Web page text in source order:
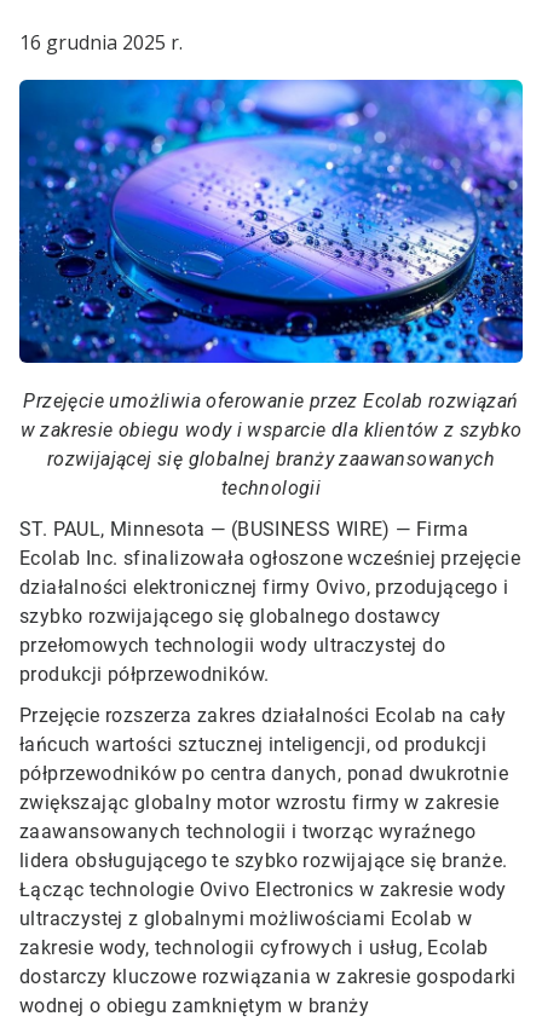
16 grudnia 2025 r.
Przejęcie umożliwia oferowanie przez Ecolab rozwiązań
w zakresie obiegu wody i wsparcie dla klientów z szybko
rozwijającej się globalnej branży zaawansowanych
technologii
ST. PAUL, Minnesota — (BUSINESS WIRE) — Firma
Ecolab Inc. sfinalizowała ogłoszone wcześniej przejęcie
działalności elektronicznej firmy Ovivo, przodującego i
szybko rozwijającego się globalnego dostawcy
przełomowych technologii wody ultraczystej do
produkcji półprzewodników.
Przejęcie rozszerza zakres działalności Ecolab na cały
łańcuch wartości sztucznej inteligencji, od produkcji
półprzewodników po centra danych, ponad dwukrotnie
zwiększając globalny motor wzrostu firmy w zakresie
zaawansowanych technologii i tworząc wyraźnego
lidera obsługującego te szybko rozwijające się branże.
Łącząc technologie Ovivo Electronics w zakresie wody
ultraczystej z globalnymi możliwościami Ecolab w
zakresie wody, technologii cyfrowych i usług, Ecolab
dostarczy kluczowe rozwiązania w zakresie gospodarki
wodnej o obiegu zamkniętym w branży